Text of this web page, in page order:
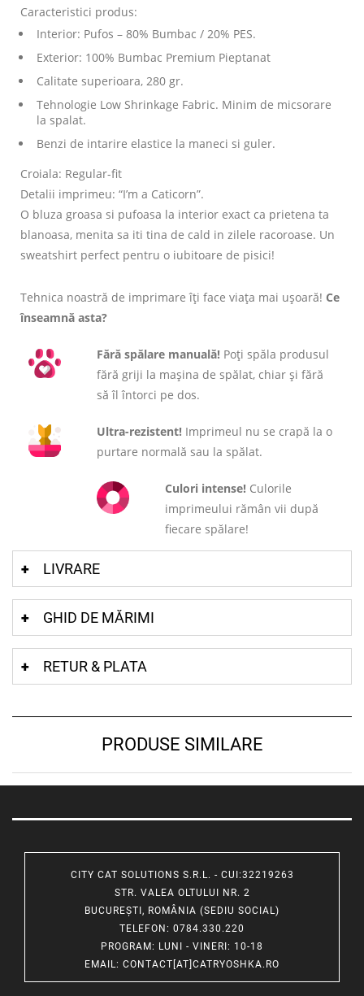
Caracteristici produs:
Interior: Pufos – 80% Bumbac / 20% PES.
Exterior: 100% Bumbac Premium Pieptanat
Calitate superioara, 280 gr.
Tehnologie Low Shrinkage Fabric. Minim de micsorare
la spalat.
Benzi de intarire elastice la maneci si guler.
Croiala: Regular-fit
Detalii imprimeu: “I’m a Caticorn”.
O bluza groasa si pufoasa la interior exact ca prietena ta
blanoasa, menita sa iti tina de cald in zilele racoroase. Un
sweatshirt perfect pentru o iubitoare de pisici!
Tehnica noastră de imprimare îți face viața mai ușoară! Ce
înseamnă asta?
Fără spălare manuală! Poți spăla produsul
fără griji la mașina de spălat, chiar și fără
să îl întorci pe dos.
Ultra-rezistent! Imprimeul nu se crapă la o
purtare normală sau la spălat.
Culori intense! Culorile
imprimeului rămân vii după
fiecare spălare!
LIVRARE
GHID DE MĂRIMI
RETUR & PLATA
PRODUSE SIMILARE
CITY CAT SOLUTIONS S.R.L. - CUI:32219263
STR. VALEA OLTULUI NR. 2
BUCUREȘTI, ROMÂNIA (SEDIU SOCIAL)
TELEFON : 0784.330.220
PROGRAM: LUNI - VINERI: 10-18
EMAIL: CONTACT[AT]CATRYOSHKA.RO